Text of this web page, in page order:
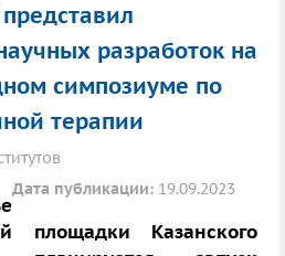
разработок на
симпозиуме по
терапии
Дата публикации: 19.09.2023
площадки Казанского